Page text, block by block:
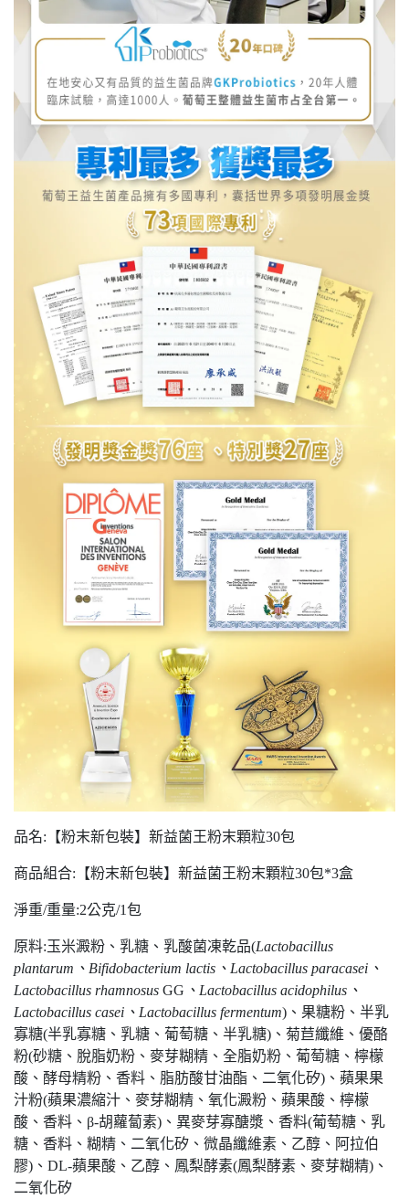
品名:【粉末新包裝】新益菌王粉末顆粒30包
商品組合:【粉末新包裝】新益菌王粉末顆粒30包*3盒
淨重/重量:2公克/1包
原料:玉米澱粉、乳糖、乳酸菌凍乾品(Lactobacillus
plantarum 、Bifidobacterium lactis、Lactobacillus paracasei、
Lactobacillus rhamnosus GG 、Lactobacillus acidophilus、
Lactobacillus casei、Lactobacillus fermentum)、果糖粉、半乳
寡糖(半乳寡糖、乳糖、葡萄糖、半乳糖)、菊苣纖維、優酪
粉(砂糖、脫脂奶粉、麥芽糊精、全脂奶粉、葡萄糖、檸檬
酸、酵母精粉、香料、脂肪酸甘油酯、二氧化矽)、蘋果果
汁粉(蘋果濃縮汁、麥芽糊精、氧化澱粉、蘋果酸、檸檬
酸、香料、β-胡蘿蔔素)、異麥芽寡醣漿、香料(葡萄糖、乳
糖、香料、糊精、二氧化矽、微晶纖維素、乙醇、阿拉伯
膠)、DL-蘋果酸、乙醇、鳳梨酵素(鳳梨酵素、麥芽糊精)、
二氧化矽